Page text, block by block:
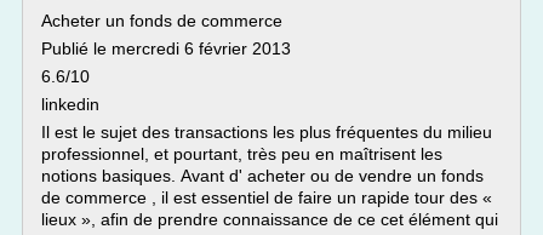
Acheter un fonds de commerce
Publié le mercredi 6 février 2013
6.6/10
linkedin
Il est le sujet des transactions les plus fréquentes du milieu
professionnel, et pourtant, très peu en maîtrisent les
notions basiques. Avant d' acheter ou de vendre un fonds
de commerce , il est essentiel de faire un rapide tour des «
lieux », afin de prendre connaissance de ce cet élément qui